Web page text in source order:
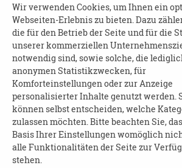
Rollstühle reinpassen aber keine
Elektronischen.)
Kosten:frei
Um eineAnmeldungwird
Kontakt:
Mitarbeiter der Notarin
Tel: 0341 30 91 10
E-Mail:
Wir verwenden Cookies, um Ihnen ein
Webseiten-Erlebnis zu bieten. Dazu
die für den Betrieb der Seite und für die
unserer kommerziellen
notwendig sind, sowie solche, die
anonymen Statistikzwecken, für
Komforteinstellungen oder zur Anzeige
personalisierter Inhalte genutzt werden.
können selbst entscheiden, welche
zulassen möchten. Bitte beachten Sie,
Basis Ihrer Einstellungen womöglich
alle Funktionalitäten der Seite zur
stehen.